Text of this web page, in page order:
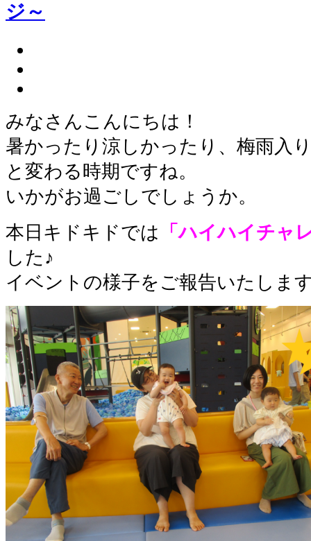
ジ～
みなさんこんにちは！
暑かったり涼しかったり、梅雨入
と変わる時期ですね。
いかがお過ごしでしょうか。
本日キドキドでは 「ハイハイチャ
した♪
イベントの様子をご報告いたしま